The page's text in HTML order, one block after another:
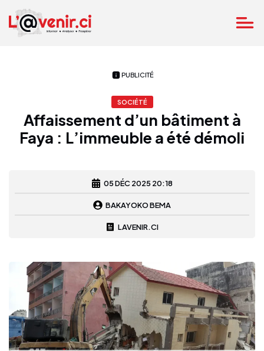
PUBLICITÉ
SOCIÉTÉ
Affaissement d’un bâtiment à
Faya : L’immeuble a été démoli
05 DÉC 2025 20:18
BAKAYOKO BEMA
LAVENIR.CI